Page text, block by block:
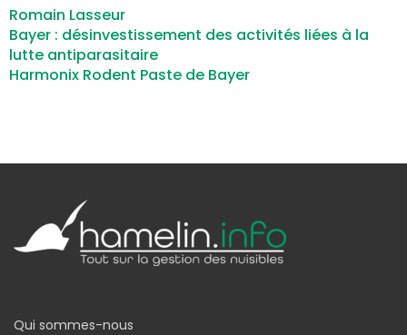
Romain Lasseur
Bayer : désinvestissement des activités liées à la
lutte antiparasitaire
Harmonix Rodent Paste de Bayer
Qui sommes-nous